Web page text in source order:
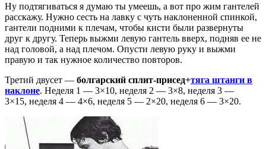
Ну подтягиваться я думаю ты умеешь, а вот про жим гантелей
расскажу. Нужно сесть на лавку с чуть наклоненной спинкой,
гантели подними к плечам, чтобы кисти были развернуты
друг к другу. Теперь выжми левую гантель вверх, подняв ее не
над головой, а над плечом. Опусти левую руку и выжми
правую и так нужное количество повторов.
Третий двусет — болгарский сплит-присед+тяга штанги в
наклоне. Неделя 1 — 3×10, неделя 2 — 3×8, неделя 3 —
3×15, неделя 4 — 4×6, неделя 5 — 2×20, неделя 6 — 3×20.